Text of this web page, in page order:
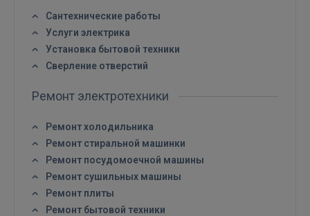
GOOGLE
 Sign in with Apple
Ещё не зарегистрированы?
Сантехнические работы
Услуги электрика
Установка бытовой техники
Сверление отверстий
Ремонт электротехники
Ремонт холодильника
Ремонт стиральной машинки
Ремонт посудомоечной машины
Ремонт сушильных машины
Ремонт плиты
Ремонт бытовой техники